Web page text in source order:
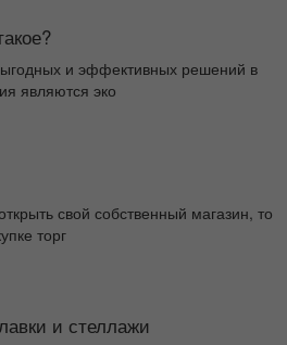
и эффективных решений в
являются эко
свой собственный магазин, то
торг
и стеллажи